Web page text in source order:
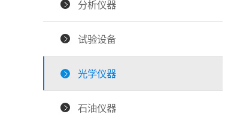
分析仪器
试验设备
光学仪器
石油仪器